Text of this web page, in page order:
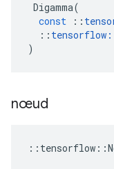
Digamma(
const
::
:: tensorflow
)
nœud
:: tensorflow ::